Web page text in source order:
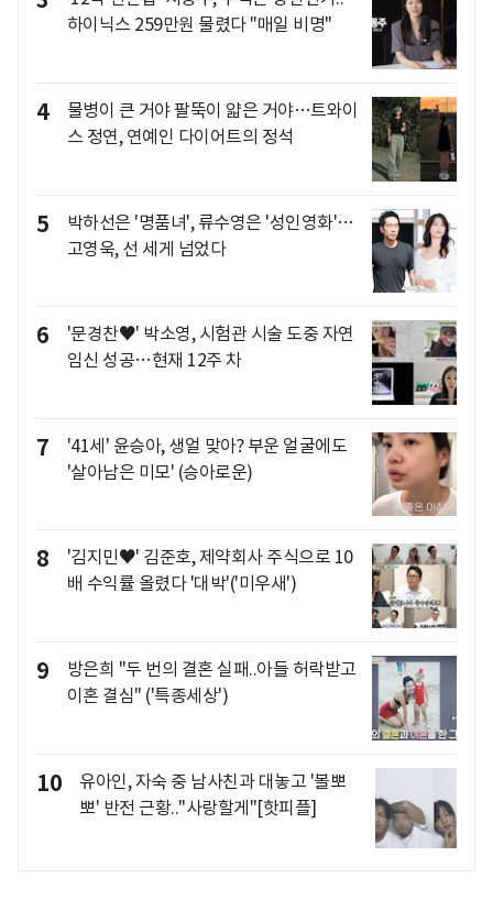
하이닉스 259만원 물렸다 "매일 비명"
4
물병이 큰 거야 팔뚝이 얇은 거야…트와이
스 정연, 연예인 다이어트의 정석
5
박하선은 '명품녀', 류수영은 '성인영화'…
고영욱, 선 세게 넘었다
6
'문경찬♥' 박소영, 시험관 시술 도중 자연
임신 성공…현재 12주 차
7
'41세' 윤승아, 생얼 맞아? 부운 얼굴에도
'살아남은 미모' (승아로운)
8
'김지민♥' 김준호, 제약회사 주식으로 10
배 수익률 올렸다 '대박'('미우새')
9
방은희 "두 번의 결혼 실패..아들 허락받고
이혼 결심" ('특종세상')
10
유아인, 자숙 중 남사친과 대놓고 '볼뽀
뽀' 반전 근황.."사랑할게"[핫피플]